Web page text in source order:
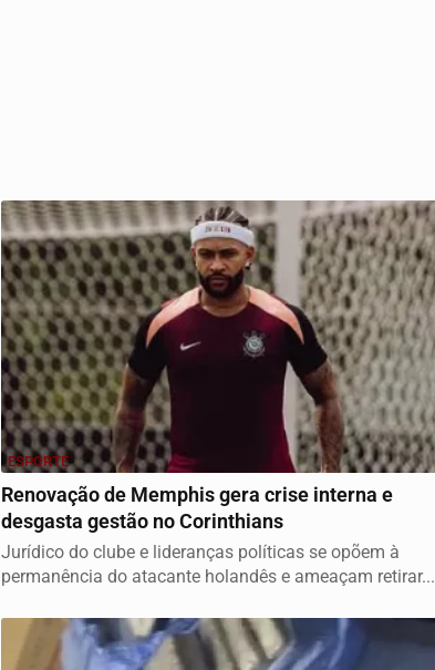
ESPORTE
Renovação de Memphis gera crise interna e
desgasta gestão no Corinthians
Jurídico do clube e lideranças políticas se opõem à
permanência do atacante holandês e ameaçam retirar...